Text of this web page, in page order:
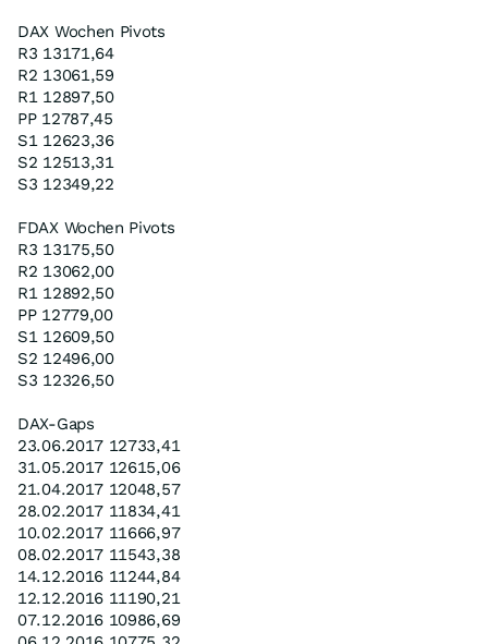
DAX Wochen Pivots
R3 13171,64
R2 13061,59
R1 12897,50
PP 12787,45
S1 12623,36
S2 12513,31
S3 12349,22
FDAX Wochen Pivots
R3 13175,50
R2 13062,00
R1 12892,50
PP 12779,00
S1 12609,50
S2 12496,00
S3 12326,50
DAX-Gaps
23.06.2017 12733,41
31.05.2017 12615,06
21.04.2017 12048,57
28.02.2017 11834,41
10.02.2017 11666,97
08.02.2017 11543,38
14.12.2016 11244,84
12.12.2016 11190,21
07.12.2016 10986,69